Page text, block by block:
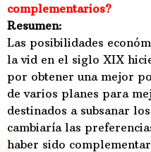
complementarios?
Resumen:
Las posibilidades
la vid en el siglo XIX
por obtener una mejor
de varios planes para
destinados a subsanar
cambiaría las
haber sido